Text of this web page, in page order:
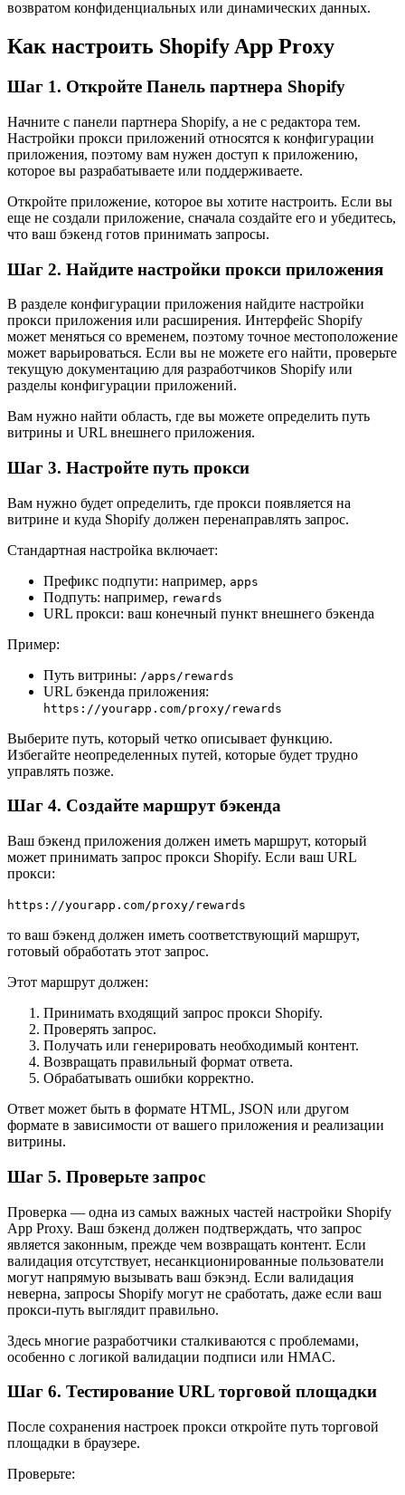
возвратом конфиденциальных или динамических данных.
Как настроить Shopify App Proxy
Шаг 1. Откройте Панель партнера Shopify
Начните с панели партнера Shopify, а не с редактора тем.
Настройки прокси приложений относятся к конфигурации
приложения, поэтому вам нужен доступ к приложению,
которое вы разрабатываете или поддерживаете.
Откройте приложение, которое вы хотите настроить. Если вы
еще не создали приложение, сначала создайте его и убедитесь,
что ваш бэкенд готов принимать запросы.
Шаг 2. Найдите настройки прокси приложения
В разделе конфигурации приложения найдите настройки
прокси приложения или расширения. Интерфейс Shopify
может меняться со временем, поэтому точное местоположение
может варьироваться. Если вы не можете его найти, проверьте
текущую документацию для разработчиков Shopify или
разделы конфигурации приложений.
Вам нужно найти область, где вы можете определить путь
витрины и URL внешнего приложения.
Шаг 3. Настройте путь прокси
Вам нужно будет определить, где прокси появляется на
витрине и куда Shopify должен перенаправлять запрос.
Стандартная настройка включает:
Префикс подпути: например, apps
Подпуть: например, rewards
URL прокси: ваш конечный пункт внешнего бэкенда
Пример:
Путь витрины: /apps/rewards
URL бэкенда приложения:
https://yourapp.com/proxy/rewards
Выберите путь, который четко описывает функцию.
Избегайте неопределенных путей, которые будет трудно
управлять позже.
Шаг 4. Создайте маршрут бэкенда
Ваш бэкенд приложения должен иметь маршрут, который
может принимать запрос прокси Shopify. Если ваш URL
прокси:
https://yourapp.com/proxy/rewards
то ваш бэкенд должен иметь соответствующий маршрут,
готовый обработать этот запрос.
Этот маршрут должен:
Принимать входящий запрос прокси Shopify.
Проверять запрос.
Получать или генерировать необходимый контент.
Возвращать правильный формат ответа.
Обрабатывать ошибки корректно.
Ответ может быть в формате HTML, JSON или другом
формате в зависимости от вашего приложения и реализации
витрины.
Шаг 5. Проверьте запрос
Проверка — одна из самых важных частей настройки Shopify
App Proxy. Ваш бэкенд должен подтверждать, что запрос
является законным, прежде чем возвращать контент. Если
валидация отсутствует, несанкционированные пользователи
могут напрямую вызывать ваш бэкэнд. Если валидация
неверна, запросы Shopify могут не сработать, даже если ваш
прокси-путь выглядит правильно.
Здесь многие разработчики сталкиваются с проблемами,
особенно с логикой валидации подписи или HMAC.
Шаг 6. Тестирование URL торговой площадки
После сохранения настроек прокси откройте путь торговой
площадки в браузере.
Проверьте: